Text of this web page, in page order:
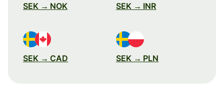
SEK → NOK SEK → INR
SEK → CAD SEK → PLN